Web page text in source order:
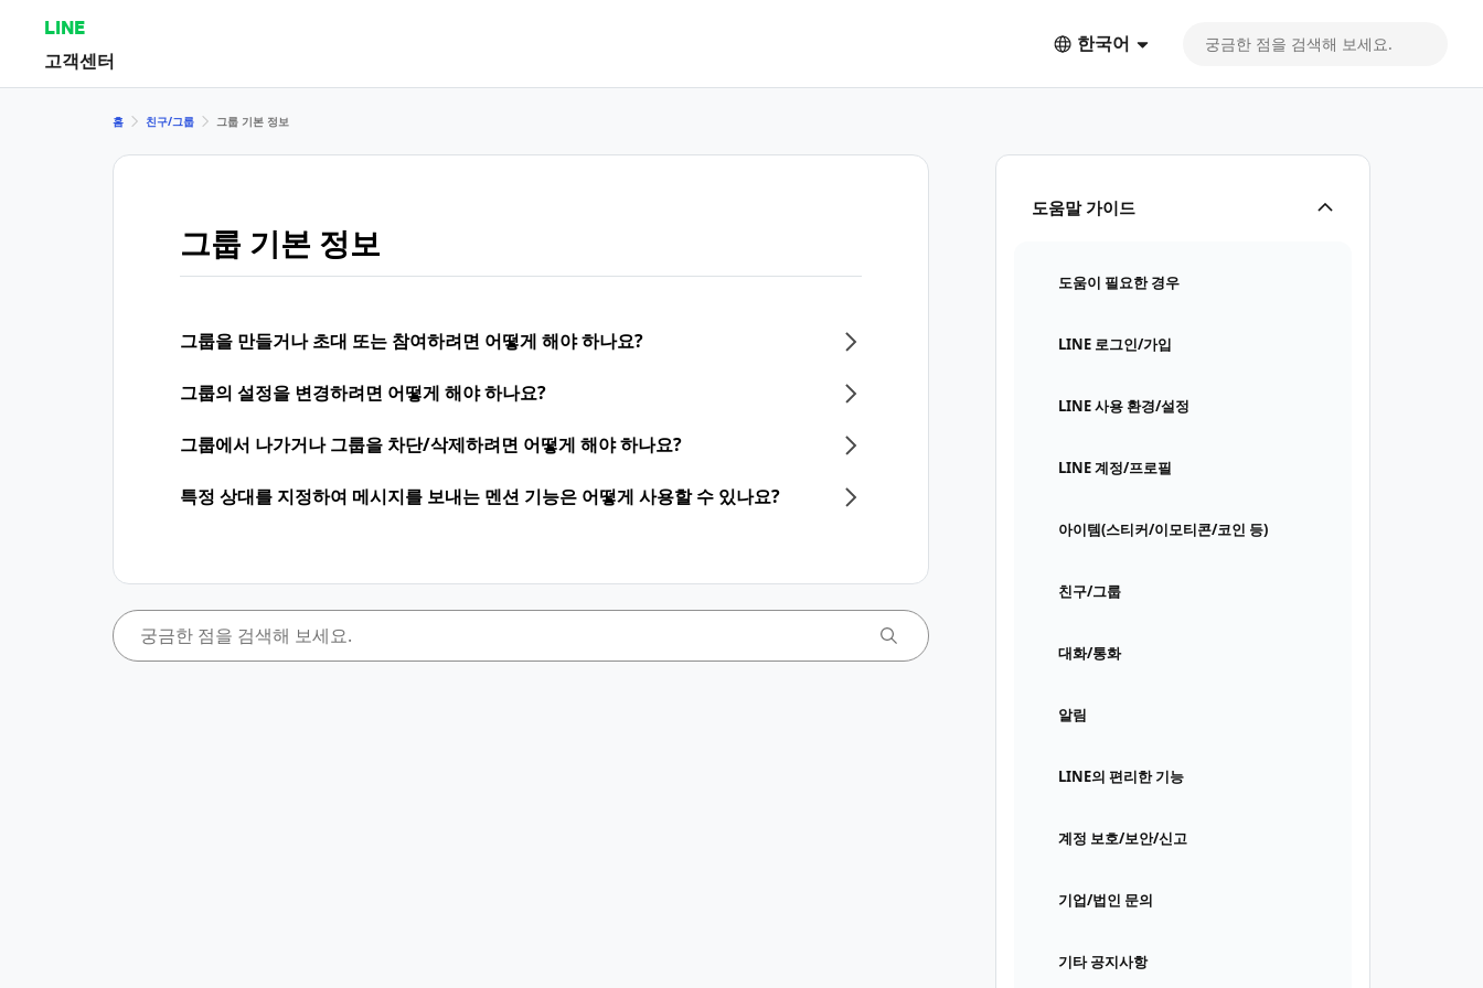
LINE
고객센터
한국어
도움말 가이드
도움이 필요한 경우
LINE 로그인/가입
LINE 사용 환경/설정
LINE 계정/프로필
아이템(스티커/이모티콘/코인 등)
친구/그룹
대화/통화
알림
LINE의 편리한 기능
계정 보호/보안/신고
기업/법인 문의
기타 공지사항
홈 친구/그룹 그룹 기본 정보
그룹 기본 정보
그룹을 만들거나 초대 또는 참여하려면 어떻게 해야 하나요?
그룹의 설정을 변경하려면 어떻게 해야 하나요?
그룹에서 나가거나 그룹을 차단/삭제하려면 어떻게 해야 하나요?
특정 상대를 지정하여 메시지를 보내는 멘션 기능은 어떻게 사용할 수 있나요?